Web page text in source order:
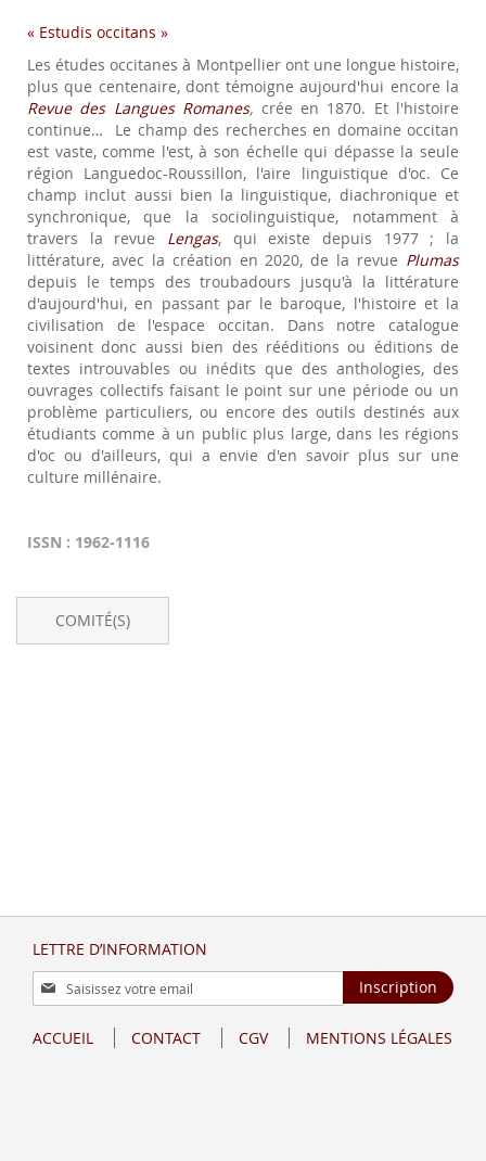
la
page
« Estudis occitans »
Les études occitanes à Montpellier ont une longue histoire,
plus que centenaire, dont témoigne aujourd'hui encore la
Revue des Langues Romanes, crée en 1870. Et l'histoire
continue… Le champ des recherches en domaine occitan
est vaste, comme l'est, à son échelle qui dépasse la seule
région Languedoc-Roussillon, l'aire linguistique d'oc. Ce
champ inclut aussi bien la linguistique, diachronique et
synchronique, que la sociolinguistique, notamment à
travers la revue Lengas, qui existe depuis 1977 ; la
littérature, avec la création en 2020, de la revue Plumas
depuis le temps des troubadours jusqu'à la littérature
d'aujourd'hui, en passant par le baroque, l'histoire et la
civilisation de l'espace occitan. Dans notre catalogue
voisinent donc aussi bien des rééditions ou éditions de
textes introuvables ou inédits que des anthologies, des
ouvrages collectifs faisant le point sur une période ou un
problème particuliers, ou encore des outils destinés aux
étudiants comme à un public plus large, dans les régions
d'oc ou d'ailleurs, qui a envie d'en savoir plus sur une
culture millénaire.
ISSN : 1962-1116
COMITÉ(S)
LETTRE D’INFORMATION
Inscription
à
lettre
Inscription
ACCUEIL CONTACT CGV MENTIONS LÉGALES